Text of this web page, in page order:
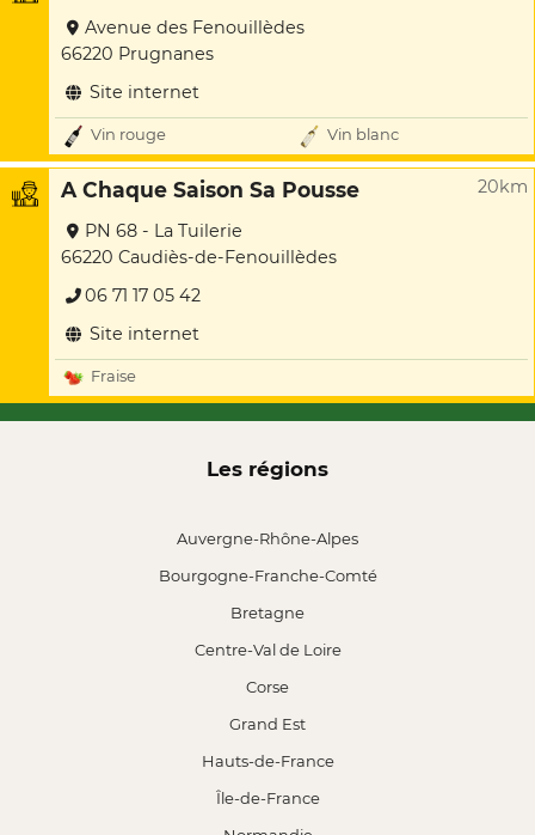
Avenue des Fenouillèdes
66220 Prugnanes
Site internet
Vin rouge Vin blanc
A Chaque Saison Sa Pousse 20km
PN 68 - La Tuilerie
66220 Caudiès-de-Fenouillèdes
06 71 17 05 42
Site internet
Fraise
Les régions
Auvergne-Rhône-Alpes
Bourgogne-Franche-Comté
Bretagne
Centre-Val de Loire
Corse
Grand Est
Hauts-de-France
Île-de-France